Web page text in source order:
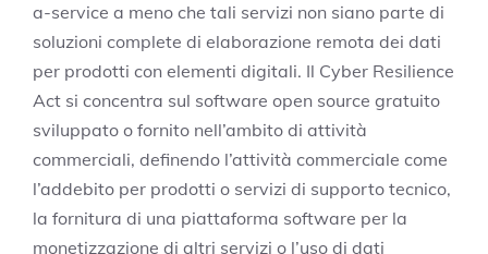
a-service a meno che tali servizi non siano parte di
soluzioni complete di elaborazione remota dei dati
per prodotti con elementi digitali. Il Cyber Resilience
Act si concentra sul software open source gratuito
sviluppato o fornito nell’ambito di attività
commerciali, definendo l’attività commerciale come
l’addebito per prodotti o servizi di supporto tecnico,
la fornitura di una piattaforma software per la
monetizzazione di altri servizi o l’uso di dati